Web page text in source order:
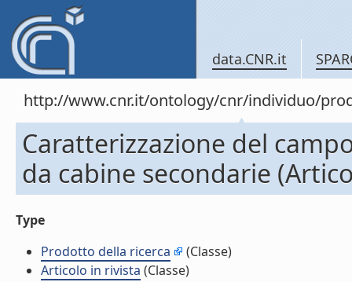
data.CNR.it
http://www.cnr.it/ontology/cnr/individuo/
Caratterizzazione del
da cabine secondarie
Type
Prodotto della ricerca
(Classe)
Articolo in rivista (Classe)